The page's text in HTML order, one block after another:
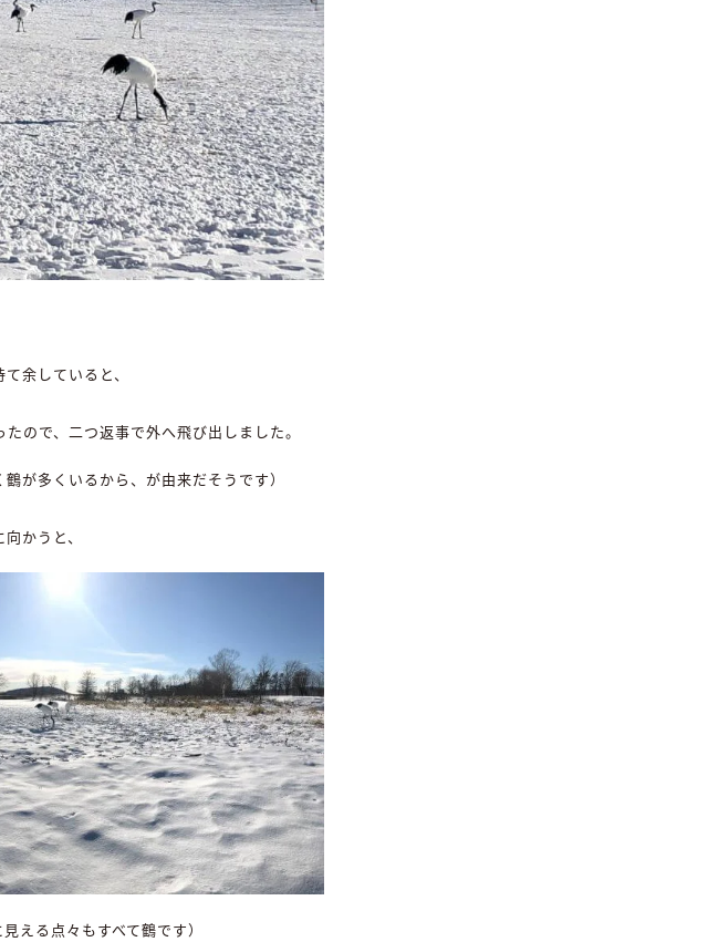
余していると、
ので、二つ返事で外へ飛び出しました。
が多くいるから、が由来だそうです）
かうと、
える点々もすべて鶴です）